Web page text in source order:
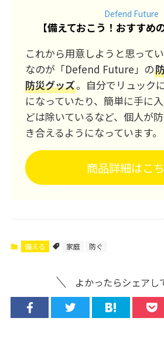
Defend Future
【備えておこう！おすすめ
これから用意しようと思って
なのが「Defend Future」の
防災グッズ。自分でリュック
になっていたり、簡単に手に
どは除いているなど、個人が
き合えるようになっています。
商品詳細はこ
備える 家庭 防ぐ
よかったらシェアし